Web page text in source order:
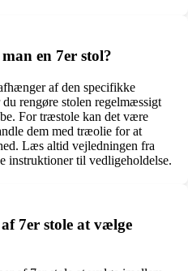
en 7er stol?
af den specifikke
rengøre stolen regelmæssigt
For træstole kan det være
dem med træolie for at
Læs altid vejledningen fra
instruktioner til vedligeholdelse.
7er stole at vælge